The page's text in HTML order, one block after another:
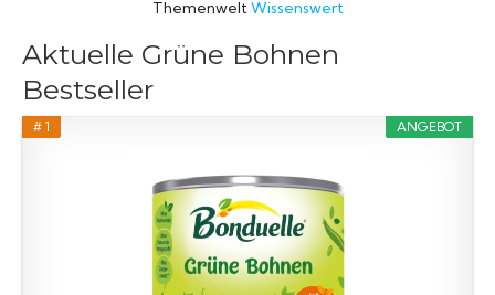
Themenwelt Wissenswert
Aktuelle Grüne Bohnen
Bestseller
ANGEBOT
# 1